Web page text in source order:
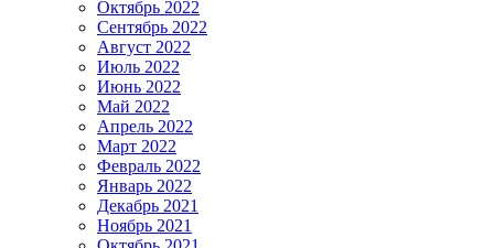
Октябрь 2022
Сентябрь 2022
Август 2022
Июль 2022
Июнь 2022
Май 2022
Апрель 2022
Март 2022
Февраль 2022
Январь 2022
Декабрь 2021
Ноябрь 2021